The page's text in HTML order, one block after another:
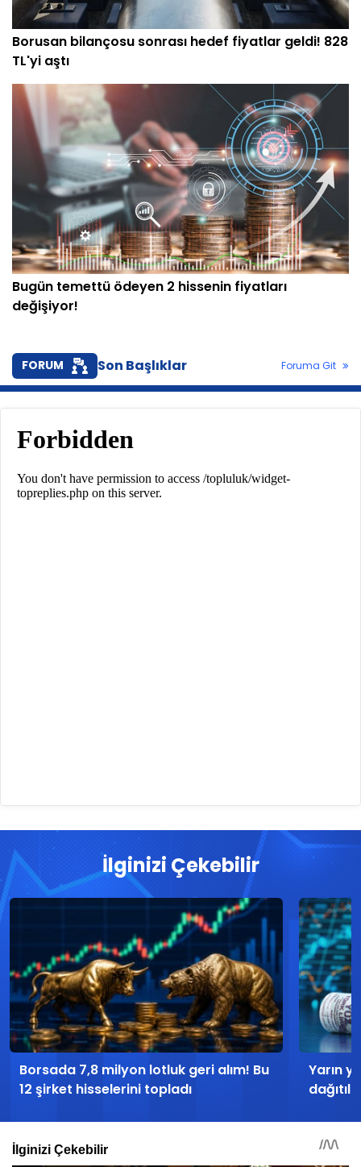
Borusan bilançosu sonrası hedef fiyatlar geldi! 828
TL'yi aştı
Bugün temettü ödeyen 2 hissenin fiyatları
değişiyor!
FORUM Son Başlıklar Foruma Git
İlginizi Çekebilir
Borsada 7,8 milyon lotluk geri alım! Bu
12 şirket hisselerini topladı
Yarın